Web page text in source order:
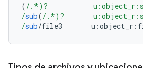
( /.*)?
/sub( /.*)?
/sub/file3       u :object_r :